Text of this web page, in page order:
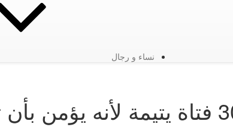
نساء و رجال
ملياردير هندي زوج أكثر من 3000 فتاة